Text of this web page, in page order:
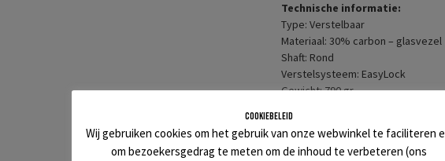
Technische informatie:
Type: Verstelbaar
Materiaal: 30% carbon – glasvezel
Shaft: Rond
Verstelsysteem: EasyLock
Gewicht: 790 gr
Categorieën
Status
Cookiebeleid
Wij gebruiken cookies om het gebruik van onze webwinkel te faciliteren
om bezoekersgedrag te meten om de inhoud te verbeteren (ons